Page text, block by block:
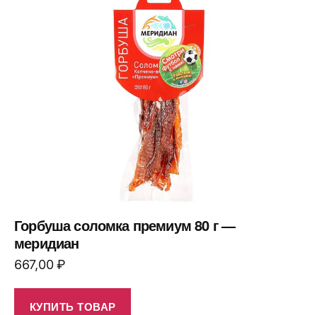
Горбуша соломка премиум 80 г —
меридиан
667,00₽
КУПИТЬ ТОВАР